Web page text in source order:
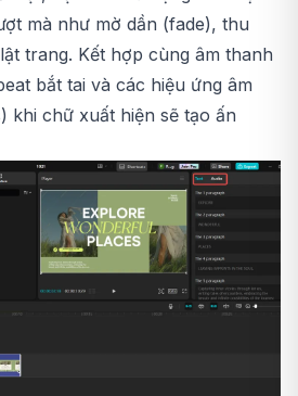
mà như mờ dần (fade), thu
trang. Kết hợp cùng âm thanh
bắt tai và các hiệu ứng âm
khi chữ xuất hiện sẽ tạo ấn